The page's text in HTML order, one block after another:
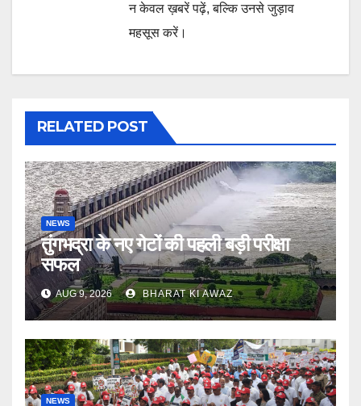
न केवल ख़बरें पढ़ें, बल्कि उनसे जुड़ाव
महसूस करें।
RELATED POST
NEWS
तुंगभद्रा के नए गेटों की पहली बड़ी परीक्षा
सफल
AUG 9, 2026 BHARAT KI AWAZ
NEWS